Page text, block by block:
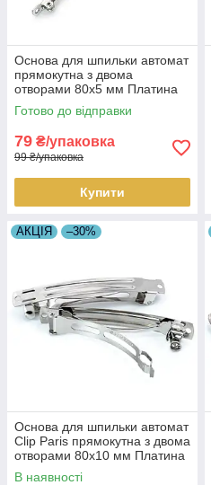
Основа для шпильки автомат
прямокутна з двома
отворами 80х5 мм Платина
10 шт.
Готово до відправки
79 ₴/упаковка
99 ₴/упаковка
Купити
АКЦІЯ –30%
Основа для шпильки автомат
Clip Paris прямокутна з двома
отворами 80х10 мм Платина
1 шт.
В наявності